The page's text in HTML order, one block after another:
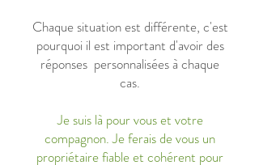
Chaque situation est différente, c'est
pourquoi il est important d'avoir des
réponses personnaliséesà chaque
cas.
Je suis là pour vous et votre
compagnon. Je ferais de vous un
propriétaire fiable et cohérent pour